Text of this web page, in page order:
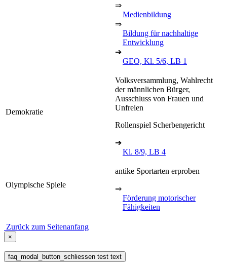
⇒
Medienbildung
⇒
Bildung für nachhaltige
Entwicklung
➔
GEO, Kl. 5/6, LB 1
Demokratie
Volksversammlung, Wahlrecht
der männlichen Bürger,
Ausschluss von Frauen und
Unfreien
Rollenspiel Scherbengericht
➔
Kl. 8/9, LB 4
Olympische Spiele
antike Sportarten erproben
⇒
Förderung motorischer
Fähigkeiten
Zurück zum Seitenanfang
×
faq_modal_button_schliessen test text